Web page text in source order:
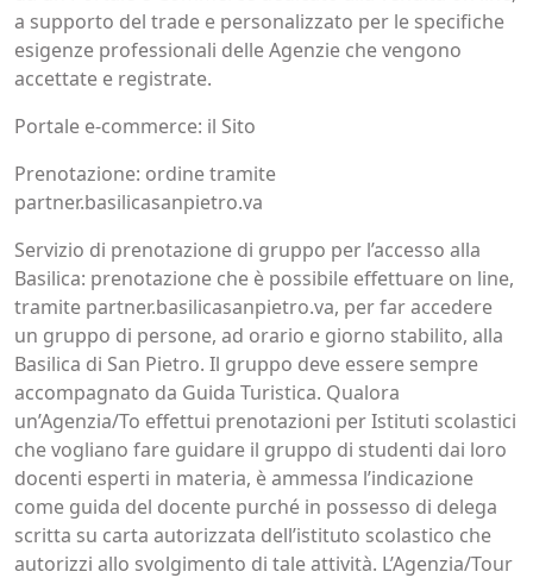
a supporto del trade e personalizzato per le specifiche
esigenze professionali delle Agenzie che vengono
accettate e registrate.
Portale e-commerce: il Sito
Prenotazione: ordine tramite
partner.basilicasanpietro.va
Servizio di prenotazione di gruppo per l’accesso alla
Basilica: prenotazione che è possibile effettuare on line,
tramite partner.basilicasanpietro.va, per far accedere
un gruppo di persone, ad orario e giorno stabilito, alla
Basilica di San Pietro. Il gruppo deve essere sempre
accompagnato da Guida Turistica. Qualora
un’Agenzia/To effettui prenotazioni per Istituti scolastici
che vogliano fare guidare il gruppo di studenti dai loro
docenti esperti in materia, è ammessa l’indicazione
come guida del docente purché in possesso di delega
scritta su carta autorizzata dell’istituto scolastico che
autorizzi allo svolgimento di tale attività. L’Agenzia/Tour